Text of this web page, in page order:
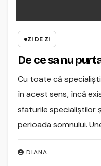
ZI DE ZI
De ce sa nu
DIANA
Cu toate că
în acest sens, încă
sfaturile specialiştilor
perioada somnului.